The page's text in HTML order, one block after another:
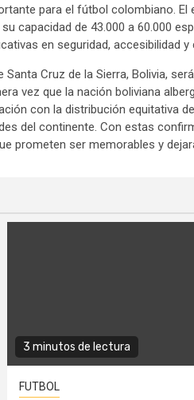
para el fútbol colombiano.
capacidad de 43.000 a 60.000
en seguridad, accesibilidad y
Cruz de la Sierra, Bolivia,
vez que la nación boliviana
con la distribución equitativa
del continente. Con estas
prometen ser memorables y
3 minutos de lectura
FUTBOL